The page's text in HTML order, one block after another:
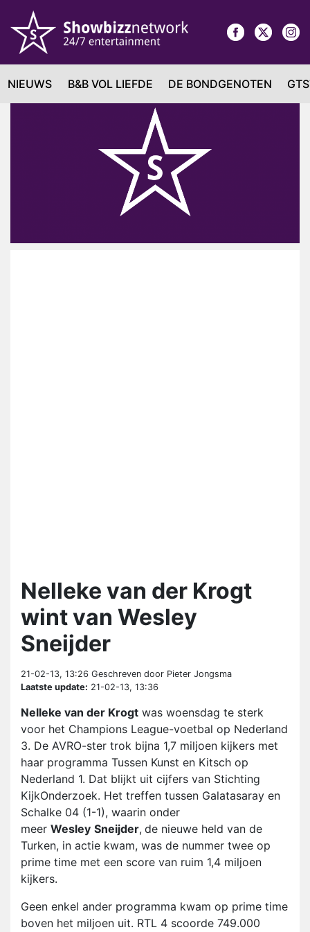
NIEUWS B&B VOL LIEFDE DE BONDGENOTEN
Nelleke van der Krogt
wint van Wesley
Sneijder
21-02-13, 13:26 Geschreven door Pieter Jongsma
Laatste update: 21-02-13, 13:36
Nelleke van der Krogt was woensdag te sterk
voor het Champions League-voetbal op Nederland
3. De AVRO-ster trok bijna 1,7 miljoen kijkers met
haar programma Tussen Kunst en Kitsch op
Nederland 1. Dat blijkt uit cijfers van Stichting
KijkOnderzoek. Het treffen tussen Galatasaray en
Schalke 04 (1-1), waarin onder
meer Wesley Sneijder, de nieuwe held van de
Turken, in actie kwam, was de nummer twee op
prime time met een score van ruim 1,4 miljoen
kijkers.
Geen enkel ander programma kwam op prime time
boven het miljoen uit. RTL 4 scoorde 749.000